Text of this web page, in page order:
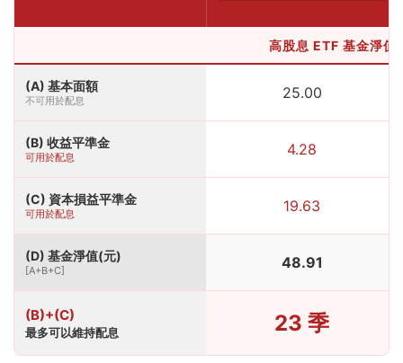
高股息 ETF 基金淨
(A) 基本面額
不可用於配息 25.00
(B) 收益平準金
可用於配息 4.28
(C) 資本損益平準金
可用於配息 19.63
(D) 基金淨值(元)
[A+B+C] 48.91
(B)+(C)
最多可以維持配息 23 季